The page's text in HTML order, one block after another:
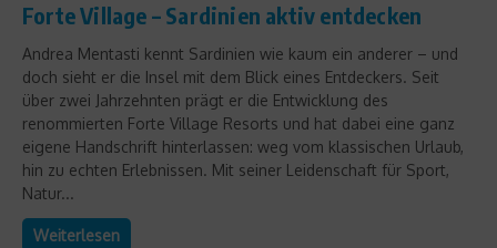
Forte Village – Sardinien aktiv entdecken
Andrea Mentasti kennt Sardinien wie kaum ein anderer – und
doch sieht er die Insel mit dem Blick eines Entdeckers. Seit
über zwei Jahrzehnten prägt er die Entwicklung des
renommierten Forte Village Resorts und hat dabei eine ganz
eigene Handschrift hinterlassen: weg vom klassischen Urlaub,
hin zu echten Erlebnissen. Mit seiner Leidenschaft für Sport,
Natur...
Weiterlesen